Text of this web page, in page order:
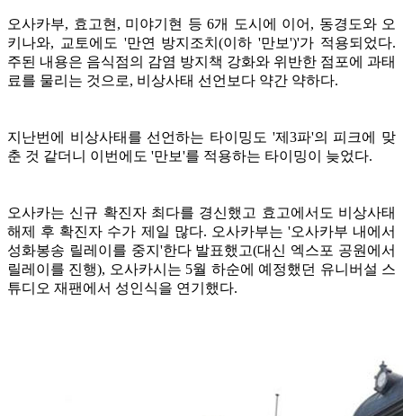
오사카부, 효고현, 미야기현 등 6개 도시에 이어, 동경도와 오
키나와, 교토에도 '만연 방지조치(이하 '만보')'가 적용되었다.
주된 내용은 음식점의 감염 방지책 강화와 위반한 점포에 과태
료를 물리는 것으로, 비상사태 선언보다 약간 약하다.
지난번에 비상사태를 선언하는 타이밍도 '제3파'의 피크에 맞
춘 것 같더니 이번에도 '만보'를 적용하는 타이밍이 늦었다.
오사카는 신규 확진자 최다를 경신했고 효고에서도 비상사태
해제 후 확진자 수가 제일 많다. 오사카부는 '오사카부 내에서
성화봉송 릴레이를 중지'한다 발표했고(대신 엑스포 공원에서
릴레이를 진행), 오사카시는 5월 하순에 예정했던 유니버설 스
튜디오 재팬에서 성인식을 연기했다.